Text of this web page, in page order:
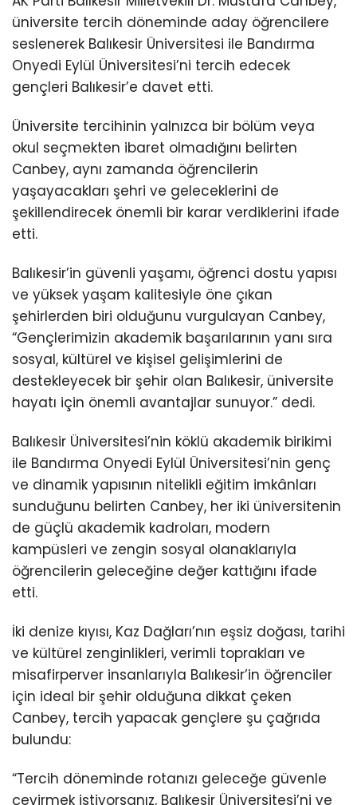
üniversite tercih döneminde aday öğrencilere
seslenerek Balıkesir Üniversitesi ile Bandırma
Onyedi Eylül Üniversitesi’ni tercih edecek
gençleri Balıkesir’e davet etti.
Üniversite tercihinin yalnızca bir bölüm veya
okul seçmekten ibaret olmadığını belirten
Canbey, aynı zamanda öğrencilerin
yaşayacakları şehri ve geleceklerini de
şekillendirecek önemli bir karar verdiklerini ifade
etti.
Balıkesir’in güvenli yaşamı, öğrenci dostu yapısı
ve yüksek yaşam kalitesiyle öne çıkan
şehirlerden biri olduğunu vurgulayan Canbey,
“Gençlerimizin akademik başarılarının yanı sıra
sosyal, kültürel ve kişisel gelişimlerini de
destekleyecek bir şehir olan Balıkesir, üniversite
hayatı için önemli avantajlar sunuyor.” dedi.
Balıkesir Üniversitesi’nin köklü akademik birikimi
ile Bandırma Onyedi Eylül Üniversitesi’nin genç
ve dinamik yapısının nitelikli eğitim imkânları
sunduğunu belirten Canbey, her iki üniversitenin
de güçlü akademik kadroları, modern
kampüsleri ve zengin sosyal olanaklarıyla
öğrencilerin geleceğine değer kattığını ifade
etti.
İki denize kıyısı, Kaz Dağları’nın eşsiz doğası, tarihi
ve kültürel zenginlikleri, verimli toprakları ve
misafirperver insanlarıyla Balıkesir’in öğrenciler
için ideal bir şehir olduğuna dikkat çeken
Canbey, tercih yapacak gençlere şu çağrıda
bulundu:
“Tercih döneminde rotanızı geleceğe güvenle
çevirmek istiyorsanız, Balıkesir Üniversitesi’ni ve